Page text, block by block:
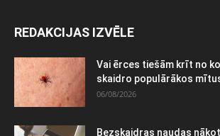
REDAKCIJAS IZVĒLE
Vai ērces tiešām krīt no
skaidro populārākos
06/08/2026
Bezskaidras naudas